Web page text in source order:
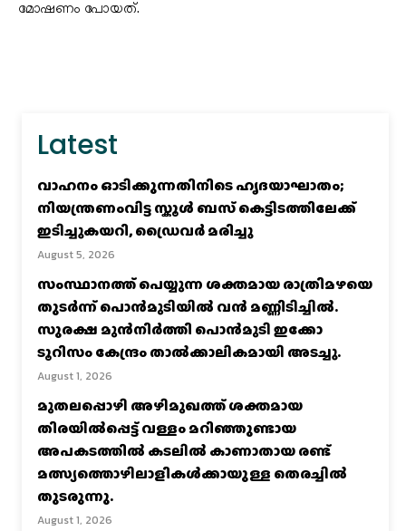
മോഷണം പോയത്.
Latest
വാഹനം ഓടിക്കുന്നതിനിടെ ഹൃദയാഘാതം;
നിയന്ത്രണംവിട്ട സ്കൂൾ ബസ് കെട്ടിടത്തിലേക്ക്
ഇടിച്ചുകയറി, ഡ്രൈവർ മരിച്ചു
August 5, 2026
സംസ്ഥാനത്ത് പെയ്യുന്ന ശക്തമായ രാത്രിമഴയെ
തുടർന്ന് പൊൻമുടിയില്‍ വൻ മണ്ണിടിച്ചില്‍.
സുരക്ഷ മുൻനിർത്തി പൊൻമുടി ഇക്കോ
ടൂറിസം കേന്ദ്രം താല്‍ക്കാലികമായി അടച്ചു.
August 1, 2026
മുതലപ്പൊഴി അഴിമുഖത്ത് ശക്തമായ
തിരയിൽപ്പെട്ട് വള്ളം മറിഞ്ഞുണ്ടായ
അപകടത്തിൽ കടലിൽ കാണാതായ രണ്ട്
മത്സ്യത്തൊഴിലാളികൾക്കായുള്ള തെരച്ചിൽ
തുടരുന്നു.
August 1, 2026